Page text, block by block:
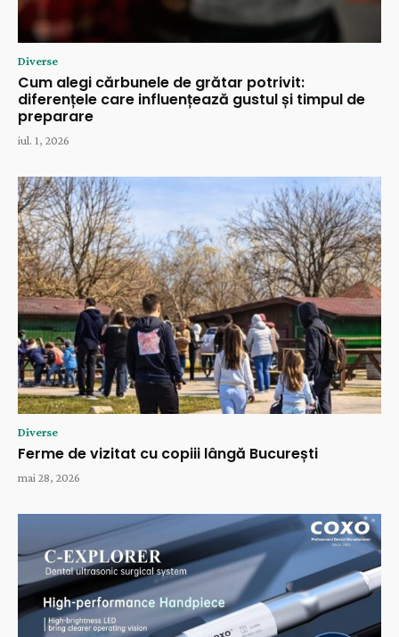
Diverse
Cum alegi cărbunele de grătar potrivit:
diferențele care influențează gustul și timpul de
preparare
iul. 1, 2026
Diverse
Ferme de vizitat cu copiii lângă București
mai 28, 2026